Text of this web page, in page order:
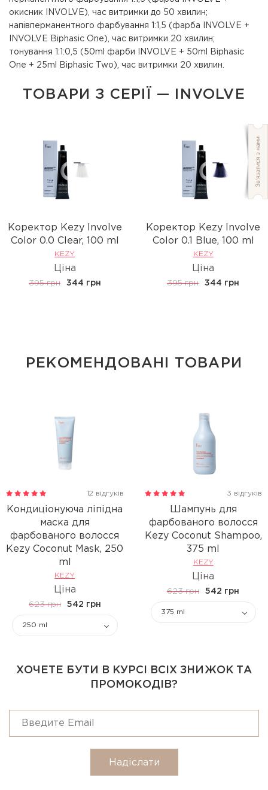
окисник INVOLVE), час витримки до 50 хвилин;
напівперманентного фарбування 1:1,5 (фарба INVOLVE +
INVOLVE Biphasic One), час витримки 20 хвилин;
тонування 1:1:0,5 (50ml фарби INVOLVE + 50ml Biphasic
One + 25ml Biphasic Two), час витримки 20 хвилин.
ТОВАРИ З СЕРІЇ — INVOLVE
Коректор Kezy Involve
Сolor 0.0 Clear, 100 ml
KEZY
Ціна
395 грн 344 грн
Коректор Kezy Involve
Сolor 0.1 Blue, 100 ml
KEZY
Ціна
395 грн 344 грн
РЕКОМЕНДОВАНІ ТОВАРИ
12 відгуків
Кондиціонуюча ліпідна
маска для
фарбованого волосся
Kezy Coconut Mask, 250
ml
KEZY
Ціна
623 грн 542 грн
250 ml
3 відгуків
Шампунь для
фарбованого волосся
Kezy Coconut Shampoo,
375 ml
KEZY
Ціна
623 грн 542 грн
375 ml
ХОЧЕТЕ БУТИ В КУРСІ ВСІХ ЗНИЖОК ТА
ПРОМОКОДІВ?
Надіслати